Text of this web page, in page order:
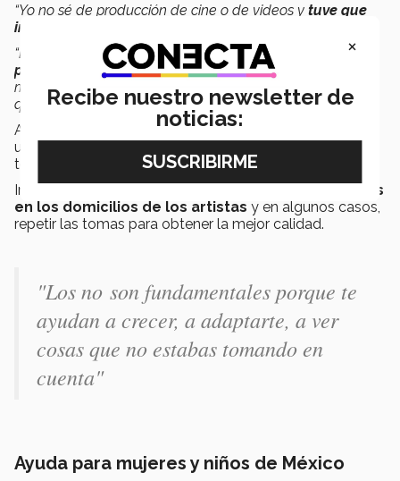
“Yo no sé de producción de cine o de videos y tuve que
investigar mil cosas
“Les digo, todo lo que no sepan,pregunten, indaguen,
pidan opiniones y consejos. Es mucho mejor que, por
miedo, no investigar o preguntar, o tratar de hacer como
que saben”,dijo la directora.
Acudió a un director de cine que conocía, quien le dio
una
todas las ciudades donde se encontraban los músicos.
Incluso, platicó que se
tuvieron que montar estudios
en los domicilios de los artistas y en algunos casos,
repetir las tomas para obtener la mejor calidad.
"Los no son fundamentales porque te
ayudan a crecer, a adaptarte, a ver
cosas que no estabas tomando en
cuenta"
Ayuda para mujeres y niños de México
×
Recibe nuestro newsletter de
noticias: